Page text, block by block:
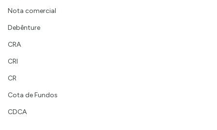
Nota comercial
Debênture
CRA
CRI
CR
Cota de Fundos
CDCA